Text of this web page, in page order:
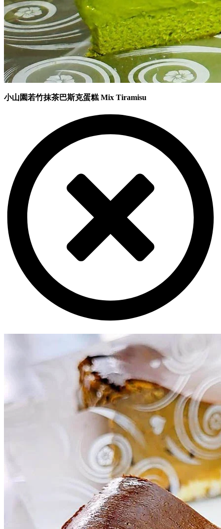
小山園若竹抹茶巴斯克蛋糕 Mix Tiramisu